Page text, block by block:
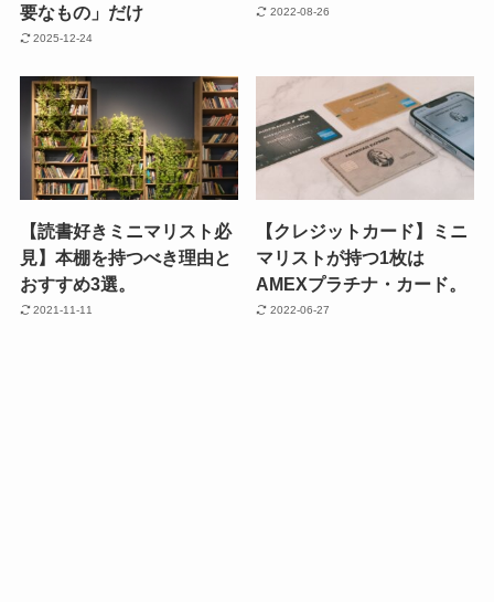
要なもの」だけ
2025-12-24
2022-08-26
【読書好きミニマリスト必
見】本棚を持つべき理由と
おすすめ3選。
2021-11-11
【クレジットカード】ミニ
マリストが持つ1枚は
AMEXプラチナ・カード。
2022-06-27